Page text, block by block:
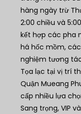
hàng ngày trừ
2:00 chiều và
kết hợp các pha
há hốc mồm,
nghiệm tương
Tọa lạc tại vị trí
Quận Mueang
cấp nhiều lựa
Sang trọng, VIP